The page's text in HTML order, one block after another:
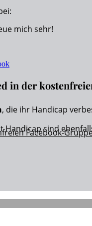
mich sehr!
in der
, die ihr Handicap
Handicap sind
Facebook-